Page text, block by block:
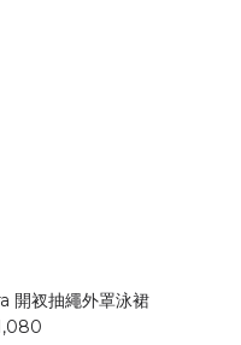
開衩抽繩外罩泳裙